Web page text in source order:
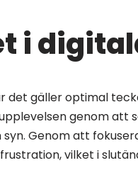
i
det gäller optimal
genom att
Genom att
vilket i